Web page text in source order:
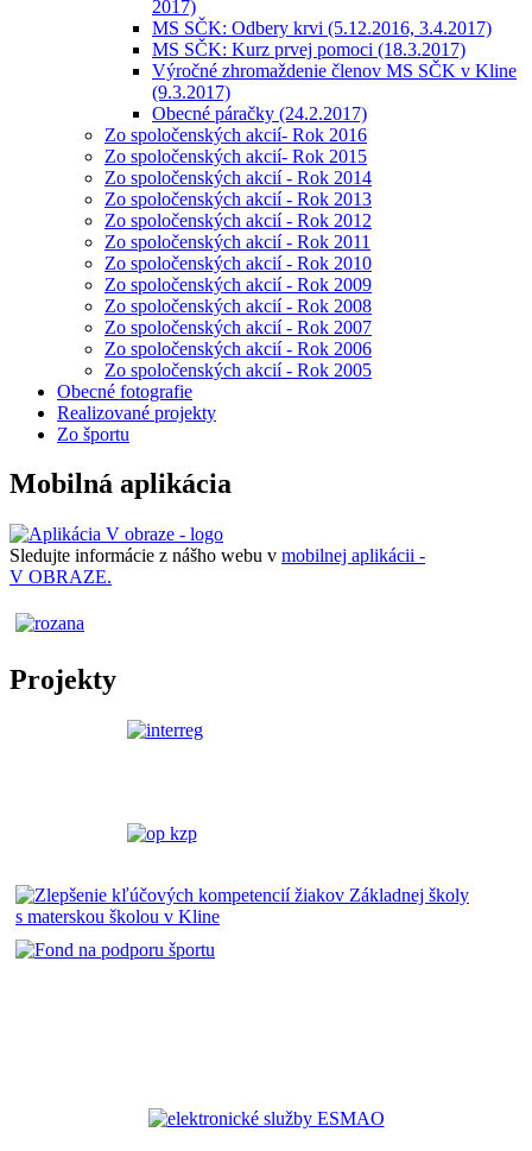
2017)
MS SČK: Odbery krvi (5.12.2016, 3.4.2017)
MS SČK: Kurz prvej pomoci (18.3.2017)
Výročné zhromaždenie členov MS SČK v Kline
(9.3.2017)
Obecné páračky (24.2.2017)
Zo spoločenských akcií- Rok 2016
Zo spoločenských akcií- Rok 2015
Zo spoločenských akcií - Rok 2014
Zo spoločenských akcií - Rok 2013
Zo spoločenských akcií - Rok 2012
Zo spoločenských akcií - Rok 2011
Zo spoločenských akcií - Rok 2010
Zo spoločenských akcií - Rok 2009
Zo spoločenských akcií - Rok 2008
Zo spoločenských akcií - Rok 2007
Zo spoločenských akcií - Rok 2006
Zo spoločenských akcií - Rok 2005
Obecné fotografie
Realizované projekty
Zo športu
Mobilná aplikácia
Sledujte informácie z nášho webu v mobilnej aplikácii -
V OBRAZE.
Projekty